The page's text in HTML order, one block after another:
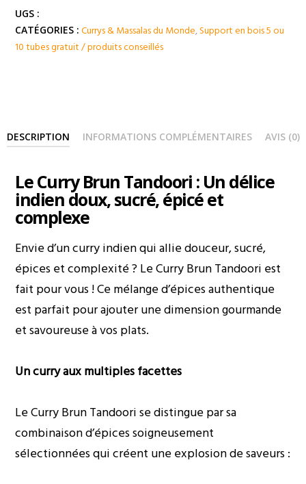
TANDOORI
MASSALA
UGS :
CATÉGORIES : Currys & Massalas du Monde,Support en bois 5 ou
10 tubes gratuit / produits conseillés
DESCRIPTION INFORMATIONS COMPLÉMENTAIRES AVIS (0)
Le Curry Brun Tandoori : Un délice
indien doux, sucré, épicé et
complexe
Envie d’un curry indien qui allie douceur, sucré,
épices et complexité ? Le Curry Brun Tandoori est
fait pour vous ! Ce mélange d’épices authentique
est parfait pour ajouter une dimension gourmande
et savoureuse à vos plats.
Un curry aux multiples facettes
Le Curry Brun Tandoori se distingue par sa
combinaison d’épices soigneusement
sélectionnées qui créent une explosion de saveurs :